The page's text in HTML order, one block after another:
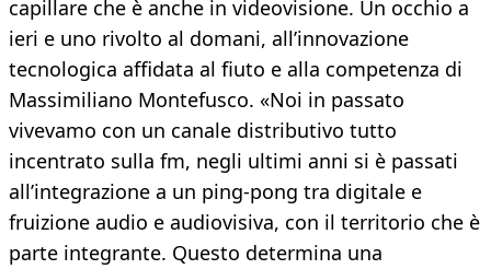
capillare che è anche in videovisione. Un occhio a
ieri e uno rivolto al domani, all’innovazione
tecnologica affidata al fiuto e alla competenza di
Massimiliano Montefusco. «Noi in passato
vivevamo con un canale distributivo tutto
incentrato sulla fm, negli ultimi anni si è passati
all’integrazione a un ping-pong tra digitale e
fruizione audio e audiovisiva, con il territorio che è
parte integrante. Questo determina una